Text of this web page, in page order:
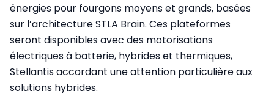
énergies pour fourgons moyens et grands, basées
sur l’architecture STLA Brain. Ces plateformes
seront disponibles avec des motorisations
électriques à batterie, hybrides et thermiques,
Stellantis accordant une attention particulière aux
solutions hybrides.